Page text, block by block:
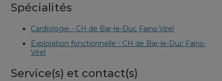
Spécialités
Cardiologie - CH de Bar-le-Duc Fains-Véel
Exploration fonctionnelle - CH de Bar-le-Duc Fains-
Véel
Service(s) et contact(s)